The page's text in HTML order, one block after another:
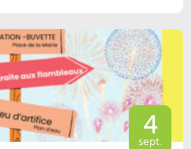
4
sept.